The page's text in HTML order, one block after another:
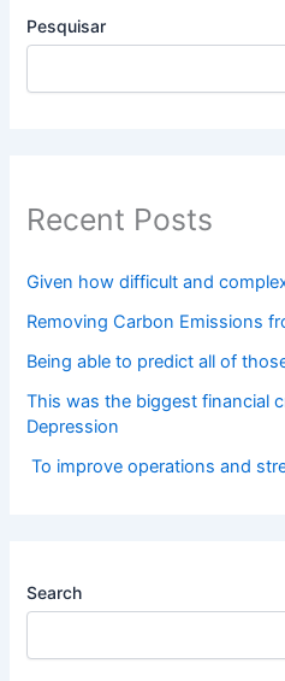
Pesquisar
Recent Posts
Given how difficult and
Removing Carbon Emissions
Being able to predict all of
This was the biggest financial
Depression
To improve operations and
Search